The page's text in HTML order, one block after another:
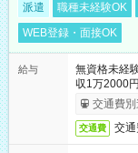
派遣 職種未経験OK
WEB登録・面接OK
給与
無資格未経
収1万2000
交通費別
交通費 交